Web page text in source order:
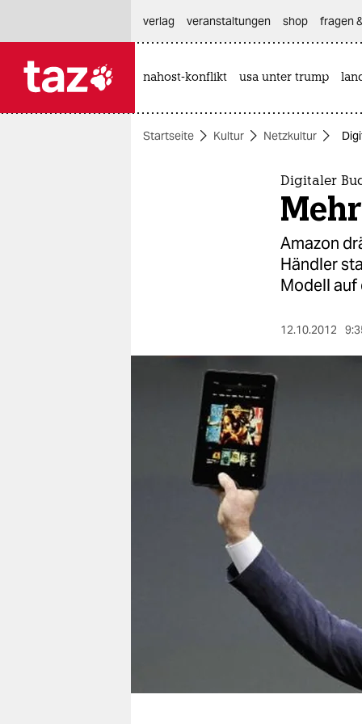
themen
wahrheit
veranstaltungen
genossenschaft
verlag
veranstaltungen shop fragen
nahost-konflikt usa unter trump
Startseite Kultur Netzkultur
Digitaler
Amazon
Händler
Modell auf
12.10.2012